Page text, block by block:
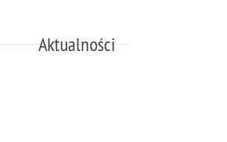
Aktualności